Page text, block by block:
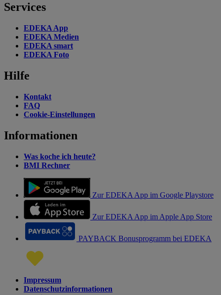
Services
EDEKA App
EDEKA Medien
EDEKA smart
EDEKA Foto
Hilfe
Kontakt
FAQ
Cookie-Einstellungen
Informationen
Was koche ich heute?
BMI Rechner
Zur EDEKA App im Google Playstore
Zur EDEKA App im Apple App Store
PAYBACK Bonusprogramm bei EDEKA
Impressum
Datenschutzinformationen